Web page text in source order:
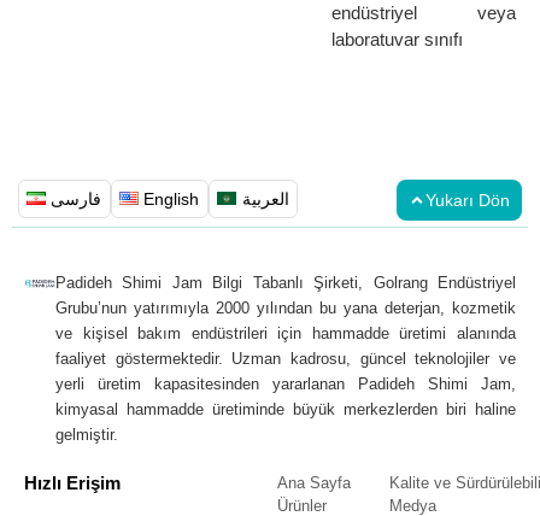
endüstriyel veya
laboratuvar sınıfı
فارسی English العربية Yukarı Dön
Padideh Shimi Jam Bilgi Tabanlı Şirketi, Golrang Endüstriyel
Grubu’nun yatırımıyla 2000 yılından bu yana deterjan, kozmetik
ve kişisel bakım endüstrileri için hammadde üretimi alanında
faaliyet göstermektedir. Uzman kadrosu, güncel teknolojiler ve
yerli üretim kapasitesinden yararlanan Padideh Shimi Jam,
kimyasal hammadde üretiminde büyük merkezlerden biri haline
gelmiştir.
Hızlı Erişim
Ana Sayfa
Ürünler
Kalite ve
Medya